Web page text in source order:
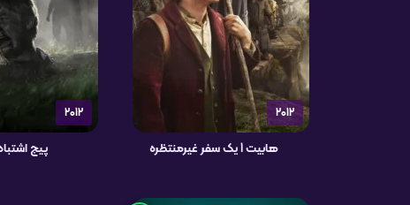
2012
هابیت 1 یک سفر غیرمنتظره
2012
پیچ اشتباه 5